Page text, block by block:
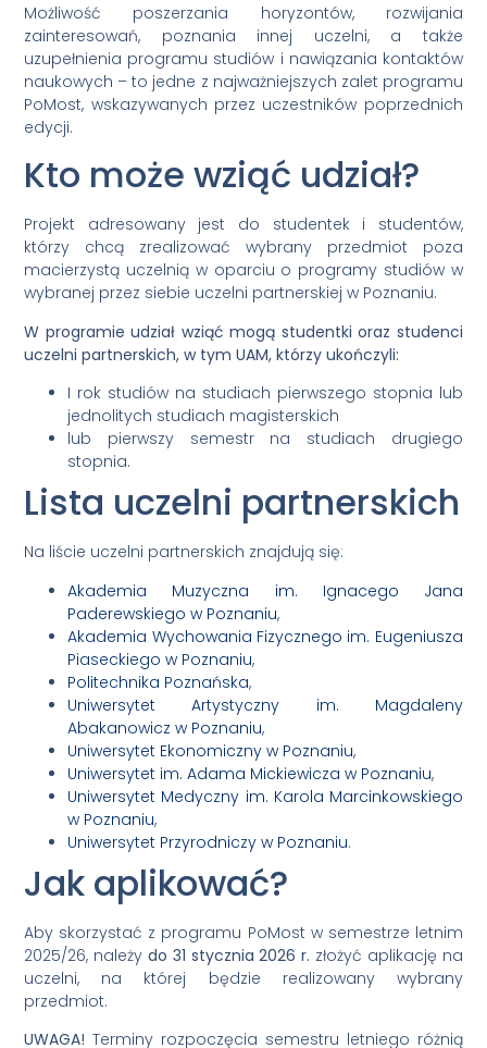
Możliwość poszerzania horyzontów, rozwijania
zainteresowań, poznania innej uczelni, a także
uzupełnienia programu studiów i nawiązania kontaktów
naukowych – to jedne z najważniejszych zalet programu
PoMost, wskazywanych przez uczestników poprzednich
edycji.
Kto może wziąć udział?
Projekt adresowany jest do studentek i studentów,
którzy chcą zrealizować wybrany przedmiot poza
macierzystą uczelnią w oparciu o programy studiów w
wybranej przez siebie uczelni partnerskiej w Poznaniu.
W programie udział wziąć mogą studentki oraz studenci
uczelni partnerskich, w tym UAM, którzy ukończyli:
I rok studiów na studiach pierwszego stopnia lub
jednolitych studiach magisterskich
lub pierwszy semestr na studiach drugiego
stopnia.
Lista uczelni partnerskich
Na liście uczelni partnerskich znajdują się:
Akademia Muzyczna im. Ignacego Jana
Paderewskiego w Poznaniu,
Akademia Wychowania Fizycznego im. Eugeniusza
Piaseckiego w Poznaniu,
Politechnika Poznańska,
Uniwersytet Artystyczny im. Magdaleny
Abakanowicz w Poznaniu,
Uniwersytet Ekonomiczny w Poznaniu,
Uniwersytet im. Adama Mickiewicza w Poznaniu,
Uniwersytet Medyczny im. Karola Marcinkowskiego
w Poznaniu,
Uniwersytet Przyrodniczy w Poznaniu.
Jak aplikować?
Aby skorzystać z programu PoMost w semestrze letnim
2025/26, należy do 31 stycznia 2026 r. złożyć aplikację na
uczelni, na której będzie realizowany wybrany
przedmiot.
UWAGA! Terminy rozpoczęcia semestru letniego różnią